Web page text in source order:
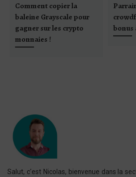
Comment copier la
baleine Grayscale pour
gagner sur les crypto
monnaies !
bonus
Salut, c’est Nicolas, bienvenue dans la